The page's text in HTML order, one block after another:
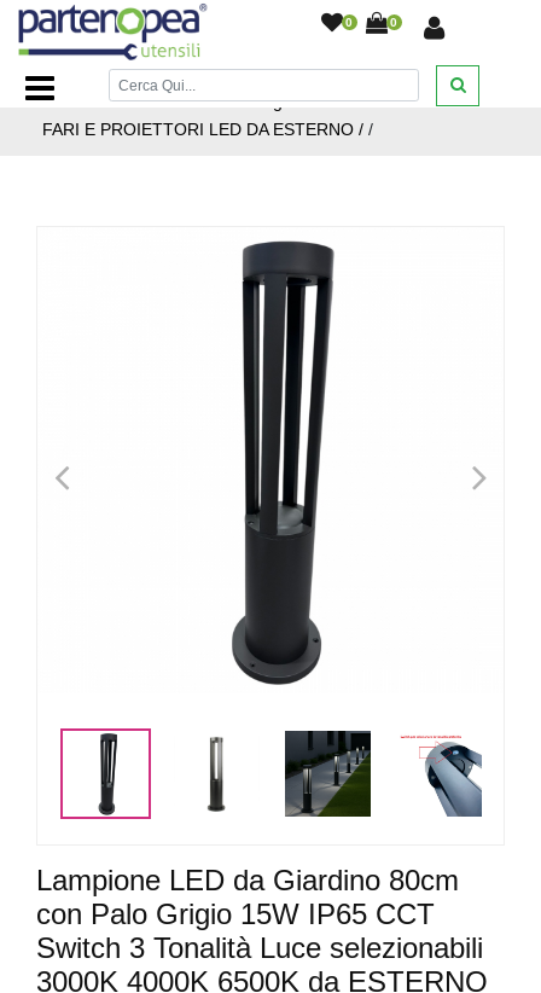
0 0
Home Page/ILLUMINAZIONE LED/FARI E PROIETTORI
LED DA ESTERNO/Home Page / ILLUMINAZIONE LED /
FARI E PROIETTORI LED DA ESTERNO / /
< >
Lampione LED da Giardino 80cm
con Palo Grigio 15W IP65 CCT
Switch 3 Tonalità Luce selezionabili
3000K 4000K 6500K da ESTERNO